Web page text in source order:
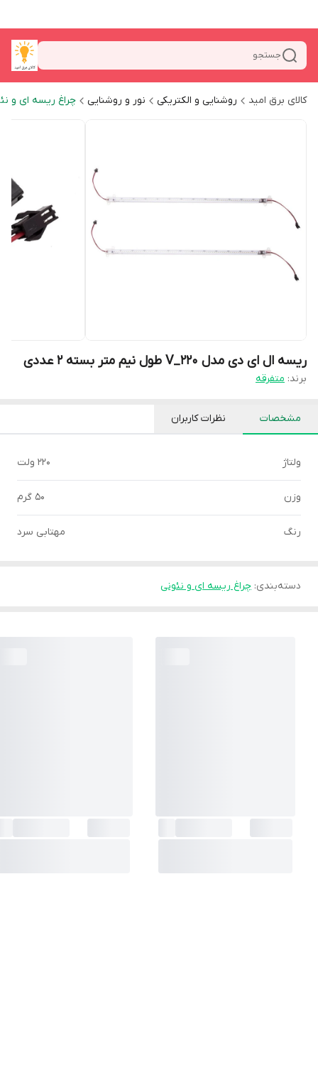
جستجو
کالای برق امید روشنایی و الکتریکی نور و روشنایی چراغ ریسه ای و
ریسه ال ای دی مدل V_220 طول نیم متر بسته 2 عددی
برند: متفرقه
مشخصات نظرات کاربران
ولتاژ 220 ولت
وزن 50 گرم
رنگ مهتابی سرد
دسته‌بندی: چراغ ریسه ای و نئونی